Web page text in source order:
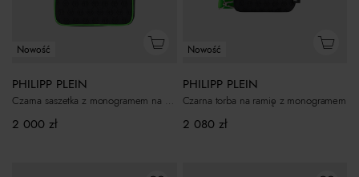
Nowość
PHILIPP PLEIN
Czarna saszetka z monogramem na pasek
2 000 zł
Nowość
PHILIPP PLEIN
Czarna torba na ramię z monogramem
2 080 zł